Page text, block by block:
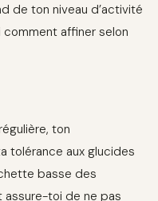
de ton niveau d’activité
affiner selon
ton
tolérance aux glucides
basse des
assure-toi de ne pas